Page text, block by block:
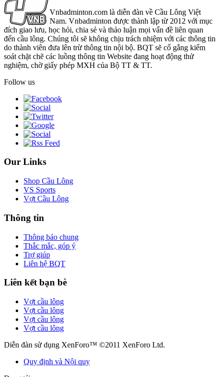
Vnbadminton.com là diễn đàn về Cầu Lông Việt
Nam. Vnbadminton được thành lập từ 2012 với mục
đích giao lưu, học hỏi, chia sẻ và thảo luận mọi vấn đề liên quan
đến cầu lông. Chúng tôi sẽ không chịu trách nhiệm với các thông tin
do thành viên đưa lên trừ thông tin nội bộ. BQT sẽ cố gắng kiểm
soát chặt chẽ các luồng thông tin Website đang hoạt động thử
nghiệm, chờ giấy phép MXH của Bộ TT & TT.
Follow us
Our Links
Shop Cầu Lông
VS Sports
Vợt Cầu Lông
Thông tin
Thông báo chung
Thắc mắc, góp ý
Trợ giúp
Liên hệ BQT
Liên kết bạn bè
Vợt cầu lông
Vợt cầu lông
Vợt cầu lông
Vợt cầu lông
Diễn đàn sử dụng XenForo™ ©2011 XenForo Ltd.
Quy định và Nội quy